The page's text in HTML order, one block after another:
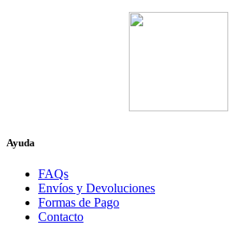
Ayuda
FAQs
Envíos y Devoluciones
Formas de Pago
Contacto